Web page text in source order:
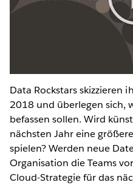
Data Rockstars skizzieren
2018 und überlegen sich,
befassen sollen. Wird
nächsten Jahr eine
spielen? Werden neue
Organisation die Teams
Cloud-Strategie für das